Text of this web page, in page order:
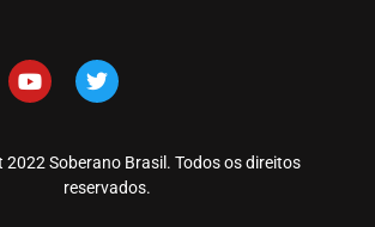
Soberano Brasil. Todos os direitos
reservados.